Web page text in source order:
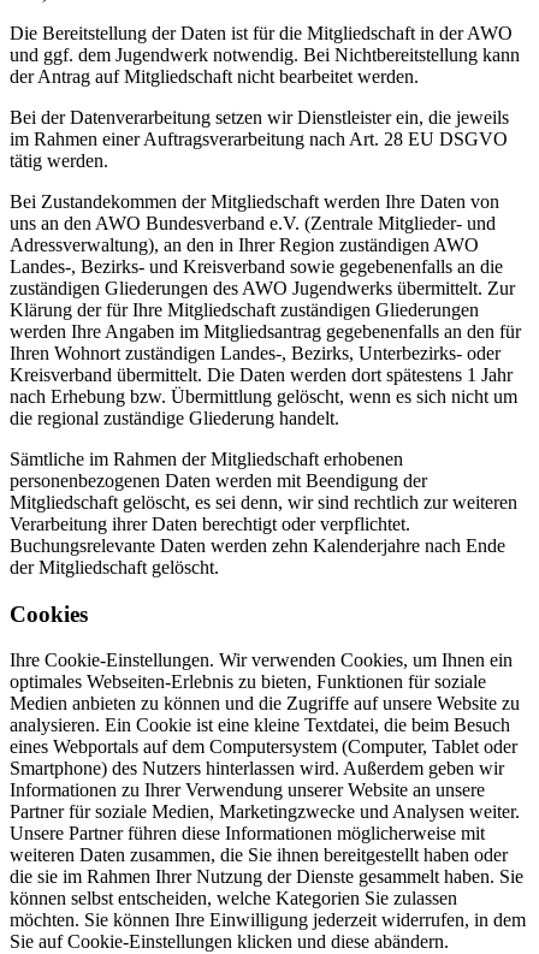
Die Bereitstellung der Daten ist für die Mitgliedschaft in der AWO
und ggf. dem Jugendwerk notwendig. Bei Nichtbereitstellung kann
der Antrag auf Mitgliedschaft nicht bearbeitet werden.
Bei der Datenverarbeitung setzen wir Dienstleister ein, die jeweils
im Rahmen einer Auftragsverarbeitung nach Art. 28 EU DSGVO
tätig werden.
Bei Zustandekommen der Mitgliedschaft werden Ihre Daten von
uns an den AWO Bundesverband e.V. (Zentrale Mitglieder- und
Adressverwaltung), an den in Ihrer Region zuständigen AWO
Landes-, Bezirks- und Kreisverband sowie gegebenenfalls an die
zuständigen Gliederungen des AWO Jugendwerks übermittelt. Zur
Klärung der für Ihre Mitgliedschaft zuständigen Gliederungen
werden Ihre Angaben im Mitgliedsantrag gegebenenfalls an den für
Ihren Wohnort zuständigen Landes-, Bezirks, Unterbezirks- oder
Kreisverband übermittelt. Die Daten werden dort spätestens 1 Jahr
nach Erhebung bzw. Übermittlung gelöscht, wenn es sich nicht um
die regional zuständige Gliederung handelt.
Sämtliche im Rahmen der Mitgliedschaft erhobenen
personenbezogenen Daten werden mit Beendigung der
Mitgliedschaft gelöscht, es sei denn, wir sind rechtlich zur weiteren
Verarbeitung ihrer Daten berechtigt oder verpflichtet.
Buchungsrelevante Daten werden zehn Kalenderjahre nach Ende
der Mitgliedschaft gelöscht.
Cookies
Ihre Cookie-Einstellungen. Wir verwenden Cookies, um Ihnen ein
optimales Webseiten-Erlebnis zu bieten, Funktionen für soziale
Medien anbieten zu können und die Zugriffe auf unsere Website zu
analysieren. Ein Cookie ist eine kleine Textdatei, die beim Besuch
eines Webportals auf dem Computersystem (Computer, Tablet oder
Smartphone) des Nutzers hinterlassen wird. Außerdem geben wir
Informationen zu Ihrer Verwendung unserer Website an unsere
Partner für soziale Medien, Marketingzwecke und Analysen weiter.
Unsere Partner führen diese Informationen möglicherweise mit
weiteren Daten zusammen, die Sie ihnen bereitgestellt haben oder
die sie im Rahmen Ihrer Nutzung der Dienste gesammelt haben. Sie
können selbst entscheiden, welche Kategorien Sie zulassen
möchten. Sie können Ihre Einwilligung jederzeit widerrufen, in dem
Sie auf Cookie-Einstellungen klicken und diese abändern.